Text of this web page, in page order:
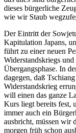
dieses bürgerliche
wie wir Staub
Der Eintritt der
Kapitulation Japans,
führt zu einer neuen
Widerstandskriegs
Übergangsphase. In
dagegen, daß
Widerstandskrieg
will einen das ganze
Kurs liegt bereits fest,
immer auch ein
ausbricht, müssen wir
morgen früh schon